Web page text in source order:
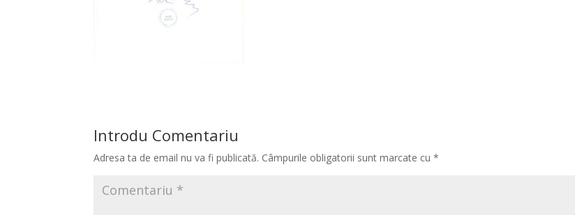
Introdu Comentariu
Adresa ta de email nu va fi publicată. Câmpurile obligatorii sunt marcate cu*